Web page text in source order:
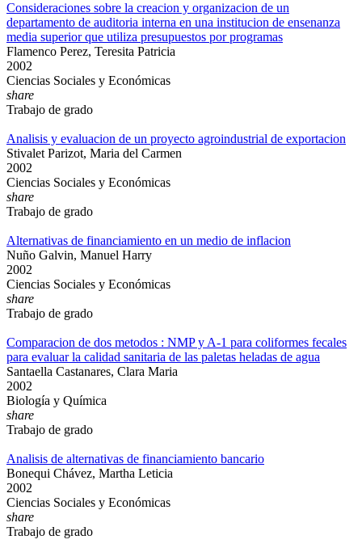
Consideraciones sobre la creacion y organizacion de un
departamento de auditoria interna en una institucion de ensenanza
media superior que utiliza presupuestos por programas
Flamenco Perez, Teresita Patricia
2002
Ciencias Sociales y Económicas
share
Trabajo de grado
Analisis y evaluacion de un proyecto agroindustrial de exportacion
Stivalet Parizot, Maria del Carmen
2002
Ciencias Sociales y Económicas
share
Trabajo de grado
Alternativas de financiamiento en un medio de inflacion
Nuño Galvin, Manuel Harry
2002
Ciencias Sociales y Económicas
share
Trabajo de grado
Comparacion de dos metodos : NMP y A-1 para coliformes fecales
para evaluar la calidad sanitaria de las paletas heladas de agua
Santaella Castanares, Clara Maria
2002
Biología y Química
share
Trabajo de grado
Analisis de alternativas de financiamiento bancario
Bonequi Chávez, Martha Leticia
2002
Ciencias Sociales y Económicas
share
Trabajo de grado